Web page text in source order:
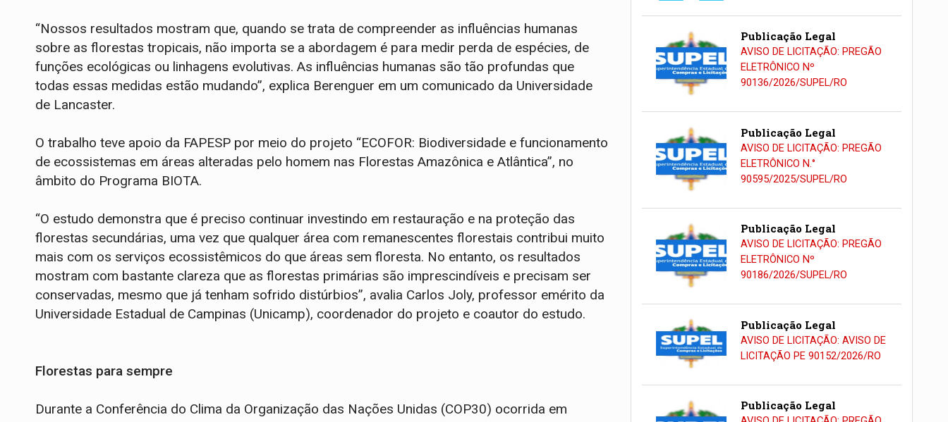
“Nossos resultados mostram que, quando se trata de compreender as influências humanas
sobre as florestas tropicais, não importa se a abordagem é para medir perda de espécies, de
funções ecológicas ou linhagens evolutivas. As influências humanas são tão profundas que
todas essas medidas estão mudando”, explica Berenguer em um comunicado da Universidade
de Lancaster.
O trabalho teve apoio da FAPESP por meio do projeto “ECOFOR: Biodiversidade e funcionamento
de ecossistemas em áreas alteradas pelo homem nas Florestas Amazônica e Atlântica”, no
âmbito do Programa BIOTA.
“O estudo demonstra que é preciso continuar investindo em restauração e na proteção das
florestas secundárias, uma vez que qualquer área com remanescentes florestais contribui muito
mais com os serviços ecossistêmicos do que áreas sem floresta. No entanto, os resultados
mostram com bastante clareza que as florestas primárias são imprescindíveis e precisam ser
conservadas, mesmo que já tenham sofrido distúrbios”, avalia Carlos Joly, professor emérito da
Universidade Estadual de Campinas (Unicamp), coordenador do projeto e coautor do estudo.
Florestas para sempre
Durante a Conferência do Clima da Organização das Nações Unidas (COP30) ocorrida em
Publicação Legal
AVISO DE LICITAÇÃO: PREGÃO
ELETRÔNICO Nº
90136/2026/SUPEL/RO
Publicação Legal
AVISO DE LICITAÇÃO: PREGÃO
ELETRÔNICO N.°
90595/2025/SUPEL/RO
Publicação Legal
AVISO DE LICITAÇÃO: PREGÃO
ELETRÔNICO Nº
90186/2026/SUPEL/RO
Publicação Legal
AVISO DE LICITAÇÃO: AVISO DE
LICITAÇÃO PE 90152/2026/RO
Publicação Legal